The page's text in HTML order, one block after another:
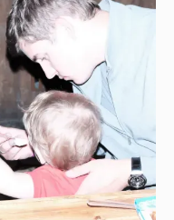
Наталья с
яхте